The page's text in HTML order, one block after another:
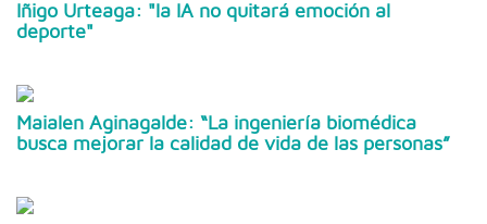
Iñigo Urteaga: "la IA no quitará emoción al
deporte"
Maialen Aginagalde: “La ingeniería biomédica
busca mejorar la calidad de vida de las personas”